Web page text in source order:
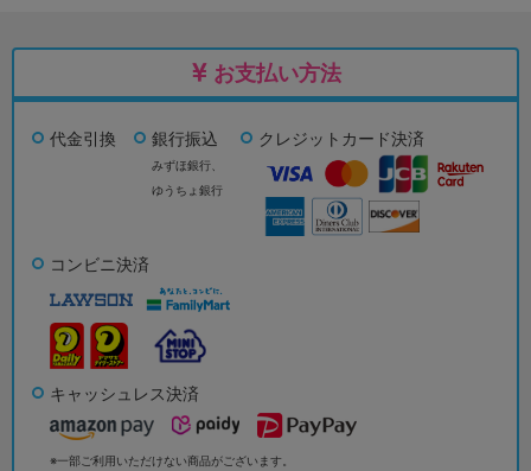
お支払い方法
代金引換 銀行振込
みずほ銀行、
ゆうちょ銀行
クレジットカード決済
コンビニ決済
キャッシュレス決済
※一部ご利用いただけない商品がございます。